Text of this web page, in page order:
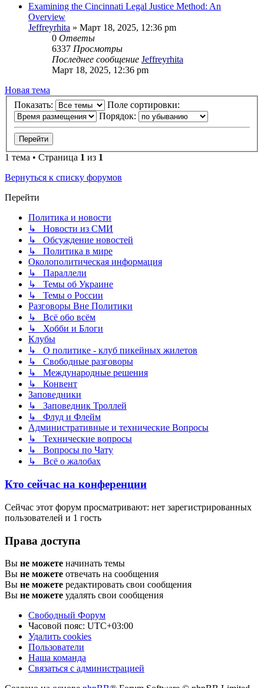
Examining the Cincinnati Legal Justice Method: An
Overview
Jeffreyrhita » Март 18, 2025, 12:36 pm
0 Ответы
6337 Просмотры
Последнее сообщение Jeffreyrhita
Март 18, 2025, 12:36 pm
Новая тема
Показать:
Поле сортировки:
Порядок:
1 тема • Страница 1 из 1
Вернуться к списку форумов
Перейти
Политика и новости
↳ Новости из СМИ
↳ Обсуждение новостей
↳ Политика в мире
Околополитическая информация
↳ Параллели
↳ Темы об Украине
↳ Темы о России
Разговоры Вне Политики
↳ Всё обо всём
↳ Хобби и Блоги
Клубы
↳ О политике - клуб пикейных жилетов
↳ Свободные разговоры
↳ Международные решения
↳ Конвент
Заповедники
↳ Заповедник Троллей
↳ Флуд и Флейм
Административные и технические Вопросы
↳ Технические вопросы
↳ Вопросы по Чату
↳ Всё о жалобах
Кто сейчас на конференции
Сейчас этот форум просматривают: нет зарегистрированных
пользователей и 1 гость
Права доступа
Вы не можете начинать темы
Вы не можете отвечать на сообщения
Вы не можете редактировать свои сообщения
Вы не можете удалять свои сообщения
Свободный Форум
Часовой пояс: UTC+03:00
Удалить cookies
Пользователи
Наша команда
Связаться с администрацией